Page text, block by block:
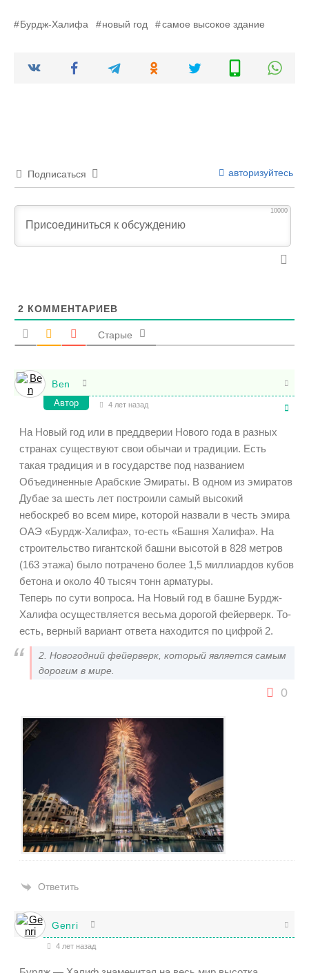
Бурдж-Халифа новый год самое высокое здание
Подписаться авторизуйтесь
10000
2 КОММЕНТАРИЕВ
Старые
Ben
Автор 4 лет назад
На Новый год или в преддверии Нового года в разных
странах существуют свои обычаи и традиции. Есть
такая традиция и в государстве под названием
Объединенные Арабские Эмираты. В одном из эмиратов
Дубае за шесть лет построили самый высокий
небоскреб во всем мире, которой назвали в честь эмира
ОАЭ «Бурдж-Халифа», то-есть «Башня Халифа». На
строительство гигантской башни высотой в 828 метров
(163 этажа) было потрачено более 1,5 миллиардов кубов
бетона и около 40 тысяч тонн арматуры.
Теперь по сути вопроса. На Новый год в башне Бурдж-
Халифа осуществляется весьма дорогой фейерверк. То-
есть, верный вариант ответа находится по цифрой 2.
2. Новогодний фейерверк, который является самым
дорогим в мире.
0
Ответить
Genri
4 лет назад